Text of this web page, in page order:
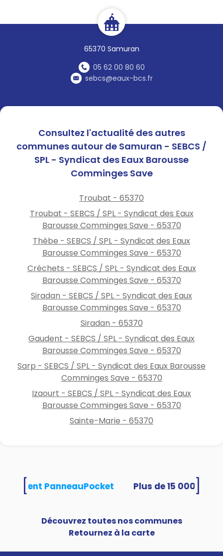
65370 Samuran
05 62 00 80 60
sebcs@eaux-bcs.fr
matin tôt ou le soir après 20
espaces verts
Lavez votre véhicule dans une
station de lavage
préfectoraux.
Retrouvez les arrêtés
préfectoraux et des conseils
d’économie d’eau sur :
rubriques : eau\ressources en
eau et eau\avis de
perturbation
Consultez l'actualité des autres
communes autour de Samuran - SEBCS /
SPL - Syndicat des Eaux Barousse
Comminges Save
Troubat - 65370
Troubat - SEBCS / SPL - Syndicat des Eaux
Barousse Comminges Save - 65370
Thèbe - SEBCS / SPL - Syndicat des Eaux
Barousse Comminges Save - 65370
Créchets - SEBCS / SPL - Syndicat des Eaux
Barousse Comminges Save - 65370
Siradan - SEBCS / SPL - Syndicat des Eaux
Barousse Comminges Save - 65370
Siradan - 65370
Gaudent - SEBCS / SPL - Syndicat des Eaux
Barousse Comminges Save - 65370
Sarp - SEBCS / SPL - Syndicat des Eaux Barousse
Comminges Save - 65370
Izaourt - SEBCS / SPL - Syndicat des Eaux
Barousse Comminges Save - 65370
Sainte-Marie - 65370
PanneauPocket
Découvrez toutes nos communes
Retournez à la carte